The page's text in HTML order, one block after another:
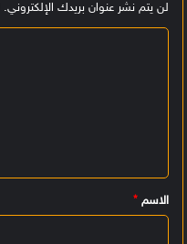
لن يتم نشر عنوان بريدك الإلكتروني.
ي
ق
الاسم *